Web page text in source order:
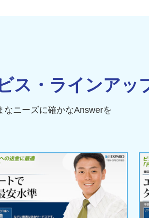
ス・ラインアッ
なニーズに確かなAnswerを